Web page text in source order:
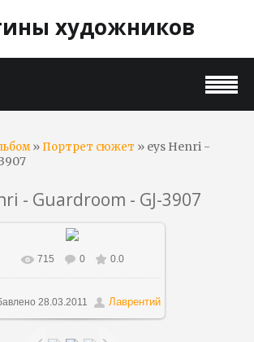
художников
» Портрет сюжет » eys Henri -
- Guardroom - GJ-3907
В реальном размере
1484x1126/ 338.1Kb
715 0 0.0
28.03.2011 Лаврентий